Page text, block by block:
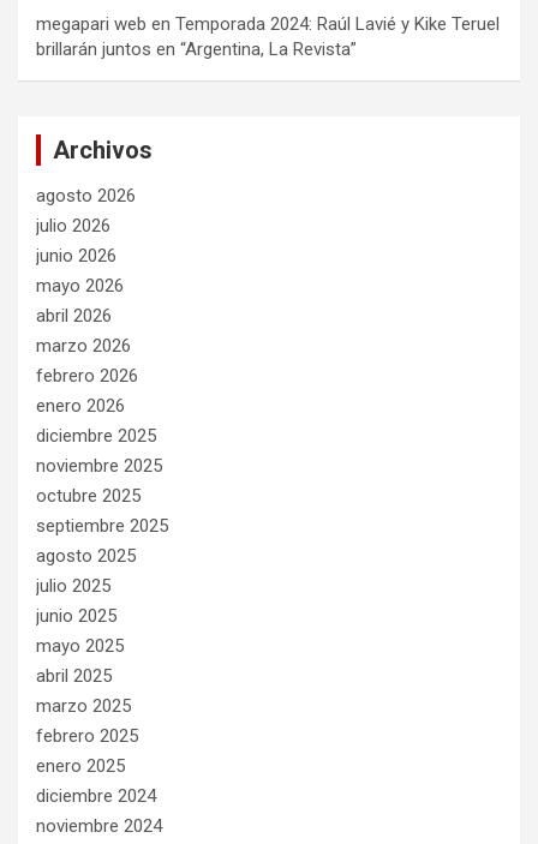
megapari web en Temporada 2024: Raúl Lavié y Kike Teruel
brillarán juntos en “Argentina, La Revista”
Archivos
agosto 2026
julio 2026
junio 2026
mayo 2026
abril 2026
marzo 2026
febrero 2026
enero 2026
diciembre 2025
noviembre 2025
octubre 2025
septiembre 2025
agosto 2025
julio 2025
junio 2025
mayo 2025
abril 2025
marzo 2025
febrero 2025
enero 2025
diciembre 2024
noviembre 2024